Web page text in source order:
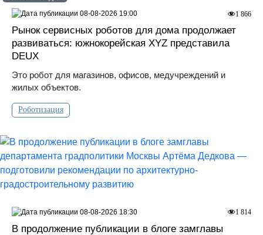
Рынок сервисных роботов для дома продолжает
развиваться: южнокорейская XYZ представила
DEUX
Это робот для магазинов, офисов, медучреждений и
жилых объектов.
Роботизация
1 866
08-08-2026 19:00
В продолжение публикации в блоге замглавы
1 814
08-08-2026 18:30